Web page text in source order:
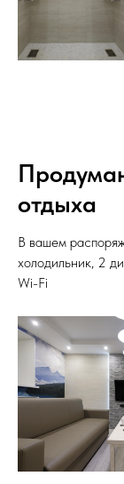
отдыха
В вашем
холодильник, 2
Wi-Fi